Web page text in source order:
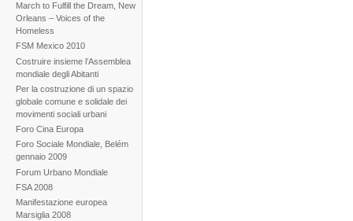
March to Fulfill the Dream, New
Orleans – Voices of the
Homeless
FSM Mexico 2010
Costruire insieme l’Assemblea
mondiale degli Abitanti
Per la costruzione di un spazio
globale comune e solidale dei
movimenti sociali urbani
Foro Cina Europa
Foro Sociale Mondiale, Belém
gennaio 2009
Forum Urbano Mondiale
FSA 2008
Manifestazione europea
Marsiglia 2008